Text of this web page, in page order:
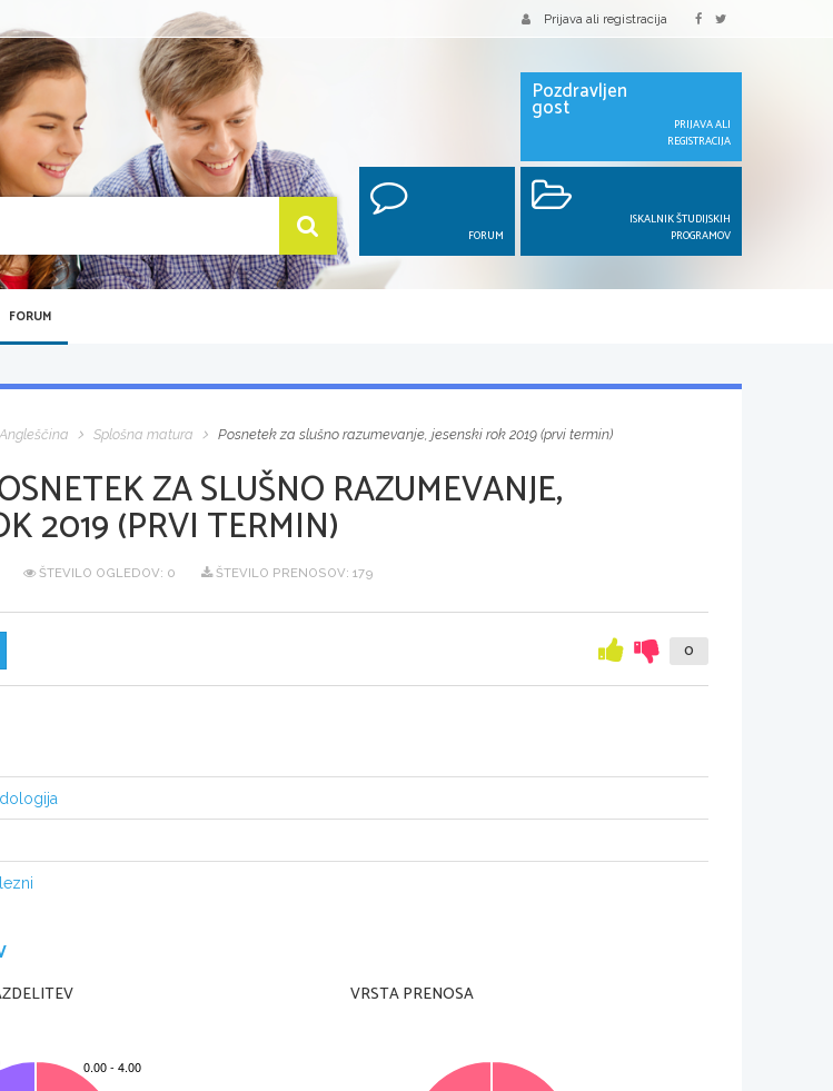
Prijava ali registracija
Pozdravljen
gost
PRIJAVA ALI
REGISTRACIJA
FORUM
ISKALNIK ŠTUDIJSKIH
PROGRAMOV
FORUM
Angleščina Splošna matura Posnetek za slušno razumevanje, jesenski rok 2019 (prvi termin)
ZA SLUŠNO RAZUMEVANJE,
2019 (PRVI TERMIN)
ŠTEVILO OGLEDOV: 0 ŠTEVILO PRENOSOV: 179
prikaži meni 0
VRSTA PRENOSA